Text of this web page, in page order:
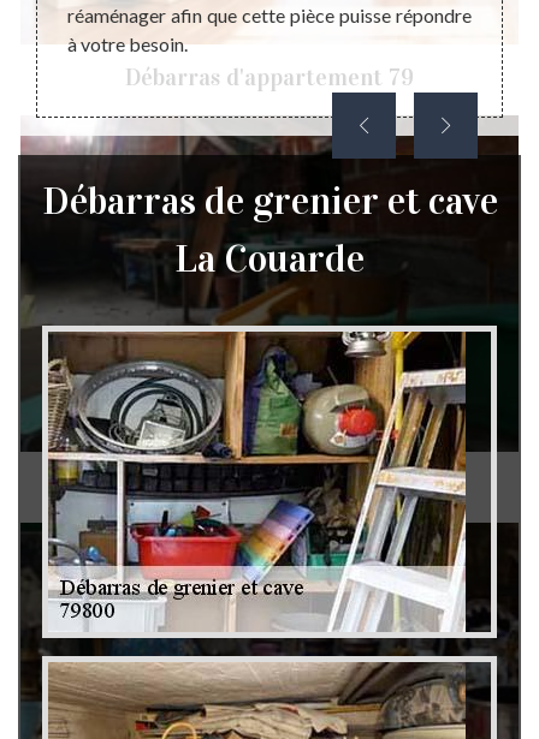
Débarras d'appartement 79
Débarras de grenier et cave 79
réaménager afin que cette pièce puisse répondre
à votre besoin.
sans
Débarras de grenier et cave
La Couarde